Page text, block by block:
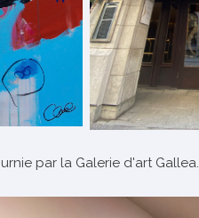
par la Galerie d'art Gallea.